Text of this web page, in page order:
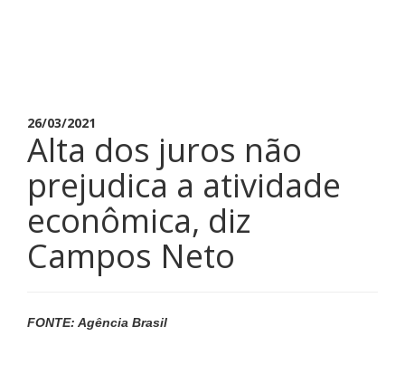
26/03/2021
Alta dos juros não
prejudica a atividade
econômica, diz
Campos Neto
FONTE: Agência Brasil